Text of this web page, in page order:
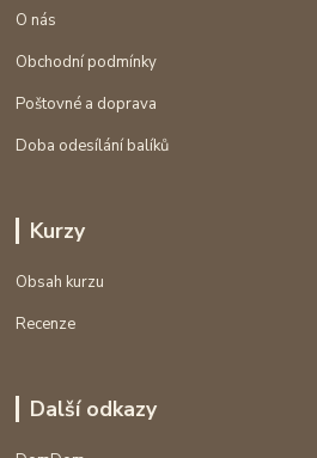
O nás
Obchodní podmínky
Poštovné a doprava
Doba odesílání balíků
Kurzy
Obsah kurzu
Recenze
Další odkazy